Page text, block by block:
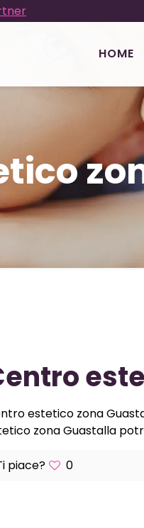
HOME
estetico zona
zona Guastalla
piace? 0